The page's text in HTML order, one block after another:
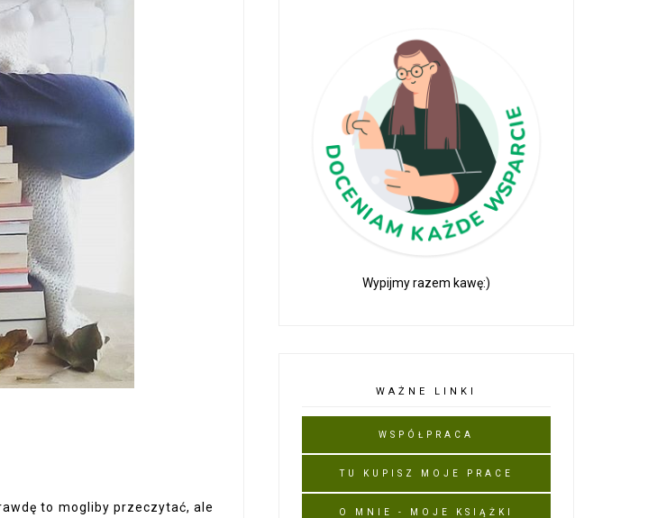
to mogliby przeczytać, ale
Wypijmy razem kawę:)
WAŻNE LINKI
WSPÓŁPRACA
TU KUPISZ MOJE PRACE
O MNIE - MOJE KSIĄŻKI